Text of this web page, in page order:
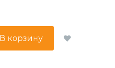
В корзину